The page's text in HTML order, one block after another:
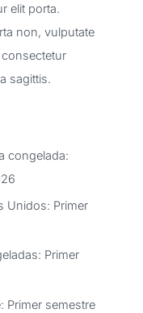
elit porta.
non, vulputate
sagittis.
congelada:
Unidos: Primer
Primer
Primer semestre